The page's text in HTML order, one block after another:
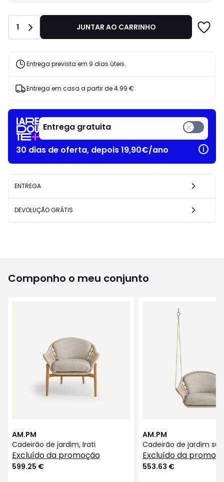
25%
desconto
Condições
e
Quantidade
1 JUNTAR AO CARRINHO
Entrega prevista em 9 dias úteis.
Entrega em casa a partir de4.99 €
Entrega gratuita
30 dias de oferta, depois 19,90€/ano
ENTREGA
DEVOLUÇÃO GRÁTIS
Componho o meu conjunto
AM.PM
Cadeirão de jardim, Irati
excluído da promoção
599.25 €
AM.PM
excluído da
553.63 €